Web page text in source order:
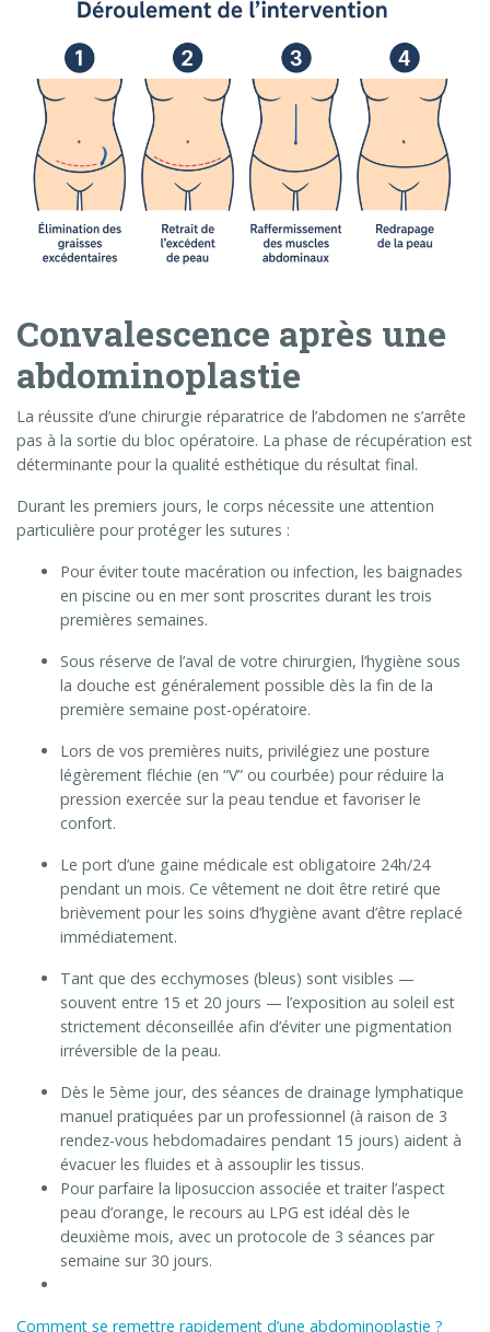
Convalescence après une
abdominoplastie
La réussite d’une chirurgie réparatrice de l’abdomen ne s’arrête
pas à la sortie du bloc opératoire. La phase de récupération est
déterminante pour la qualité esthétique du résultat final.
Durant les premiers jours, le corps nécessite une attention
particulière pour protéger les sutures :
Pour éviter toute macération ou infection, les baignades
en piscine ou en mer sont proscrites durant les trois
premières semaines.
Sous réserve de l’aval de votre chirurgien, l’hygiène sous
la douche est généralement possible dès la fin de la
première semaine post-opératoire.
Lors de vos premières nuits, privilégiez une posture
légèrement fléchie (en “V” ou courbée) pour réduire la
pression exercée sur la peau tendue et favoriser le
confort.
Le port d’une gaine médicale est obligatoire 24h/24
pendant un mois. Ce vêtement ne doit être retiré que
brièvement pour les soins d’hygiène avant d’être replacé
immédiatement.
Tant que des ecchymoses (bleus) sont visibles —
souvent entre 15 et 20 jours — l’exposition au soleil est
strictement déconseillée afin d’éviter une pigmentation
irréversible de la peau.
Dès le 5ème jour, des séances de drainage lymphatique
manuel pratiquées par un professionnel (à raison de 3
rendez-vous hebdomadaires pendant 15 jours) aident à
évacuer les fluides et à assouplir les tissus.
Pour parfaire la liposuccion associée et traiter l’aspect
peau d’orange, le recours au LPG est idéal dès le
deuxième mois, avec un protocole de 3 séances par
semaine sur 30 jours.
Comment se remettre rapidement d’une abdominoplastie ?